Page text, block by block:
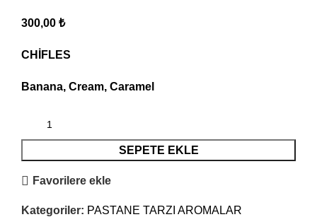
300,00 ₺
CHİFLES
Banana, Cream, Caramel
SEPETE EKLE
Favorilere ekle
Kategoriler: PASTANE TARZI AROMALAR